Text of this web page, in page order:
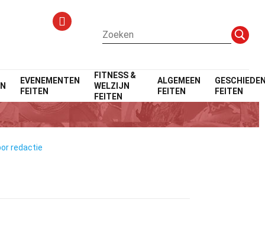
EVENEMENTEN
FEITEN
FITNESS &
WELZIJN
FEITEN
ALGEMEEN
FEITEN
FEITEN
redactie